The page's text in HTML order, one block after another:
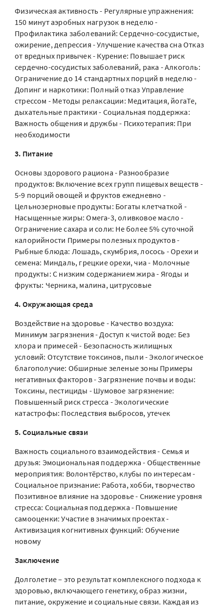
Физическая активность - Регулярные упражнения:
150 минут аэробных нагрузок в неделю -
Профилактика заболеваний: Сердечно-сосудистые,
ожирение, депрессия - Улучшение качества сна Отказ
от вредных привычек - Курение: Повышает риск
сердечно-сосудистых заболеваний, рака - Алкоголь:
Ограничение до 14 стандартных порций в неделю -
Допинг и наркотики: Полный отказ Управление
стрессом - Методы релаксации: Медитация, йогаТе,
дыхательные практики - Социальная поддержка:
Важность общения и дружбы - Психотерапия: При
необходимости
3. Питание
Основы здорового рациона - Разнообразие
продуктов: Включение всех групп пищевых веществ -
5-9 порций овощей и фруктов ежедневно -
Цельнозерновые продукты: Богаты клетчаткой -
Насыщенные жиры: Омега-3, оливковое масло -
Ограничение сахара и соли: Не более 5% суточной
калорийности Примеры полезных продуктов -
Рыбные блюда: Лошадь, скумбрия, лосось - Орехи и
семена: Миндаль, грецкие орехи, чиа - Молочные
продукты: С низким содержанием жира - Ягоды и
фрукты: Черника, малина, цитрусовые
4. Окружающая среда
Воздействие на здоровье - Качество воздуха:
Минимум загрязнения - Доступ к чистой воде: Без
хлора и примесей - Безопасность жилищных
условий: Отсутствие токсинов, пыли - Экологическое
благополучие: Обширные зеленые зоны Примеры
негативных факторов - Загрязнение почвы и воды:
Токсины, пестициды - Шумовое загрязнение:
Повышенный риск стресса - Экологические
катастрофы: Последствия выбросов, утечек
5. Социальные связи
Важность социального взаимодействия - Семья и
друзья: Эмоциональная поддержка - Общественные
мероприятия: Волонтёрство, клубы по интересам -
Социальное признание: Работа, хобби, творчество
Позитивное влияние на здоровье - Снижение уровня
стресса: Социальная поддержка - Повышение
самооценки: Участие в значимых проектах -
Активизация когнитивных функций: Обучение
новому
Заключение
Долголетие – это результат комплексного подхода к
здоровью, включающего генетику, образ жизни,
питание, окружение и социальные связи. Каждая из